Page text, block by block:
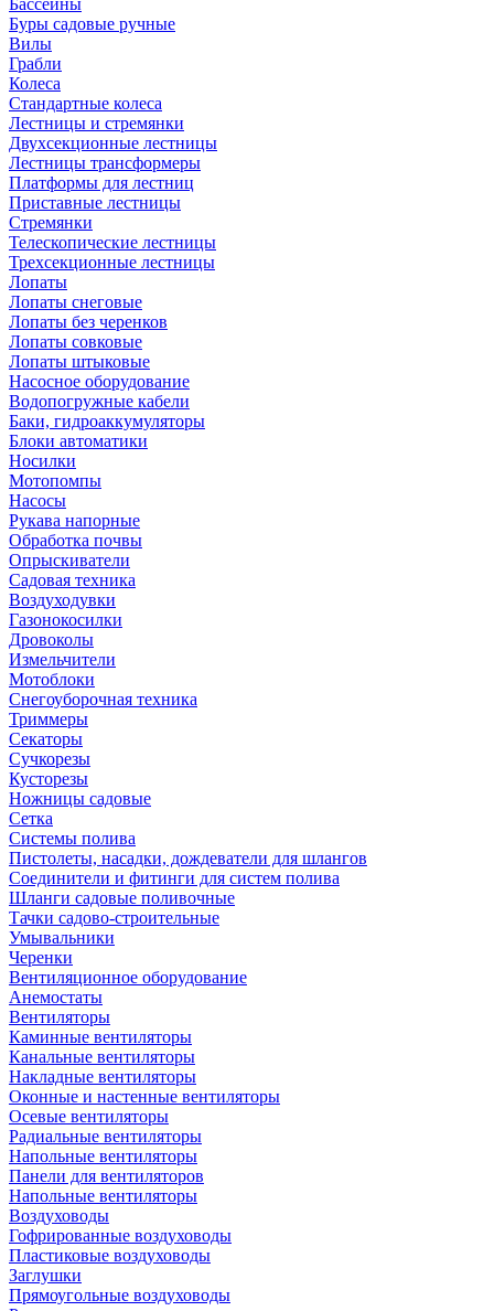
Бассейны
Буры садовые ручные
Вилы
Грабли
Колеса
Стандартные колеса
Лестницы и стремянки
Двухсекционные лестницы
Лестницы трансформеры
Платформы для лестниц
Приставные лестницы
Стремянки
Телескопические лестницы
Трехсекционные лестницы
Лопаты
Лопаты снеговые
Лопаты без черенков
Лопаты совковые
Лопаты штыковые
Насосное оборудование
Водопогружные кабели
Баки, гидроаккумуляторы
Блоки автоматики
Носилки
Мотопомпы
Насосы
Рукава напорные
Обработка почвы
Опрыскиватели
Садовая техника
Воздуходувки
Газонокосилки
Дровоколы
Измельчители
Мотоблоки
Снегоуборочная техника
Триммеры
Секаторы
Сучкорезы
Кусторезы
Ножницы садовые
Сетка
Системы полива
Пистолеты, насадки, дождеватели для шлангов
Соединители и фитинги для систем полива
Шланги садовые поливочные
Тачки садово-строительные
Умывальники
Черенки
Вентиляционное оборудование
Анемостаты
Вентиляторы
Каминные вентиляторы
Канальные вентиляторы
Накладные вентиляторы
Оконные и настенные вентиляторы
Осевые вентиляторы
Радиальные вентиляторы
Напольные вентиляторы
Панели для вентиляторов
Напольные вентиляторы
Воздуховоды
Гофрированные воздуховоды
Пластиковые воздуховоды
Заглушки
Прямоугольные воздуховоды